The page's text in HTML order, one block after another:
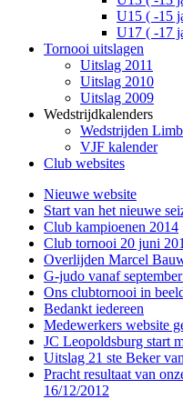
U15 ( -15
U17 ( -17
Tornooi uitslagen
Uitslag 2011
Uitslag 2010
Uitslag 2009
Wedstrijdkalenders
Wedstrijden
VJF kalender
Club websites
Nieuwe website
Start van het nieuwe
Club kampioenen 2014
Club tornooi 20 juni
Overlijden Marcel
G-judo vanaf
Ons clubtornooi in
Bedankt iedereen
Medewerkers website
JC Leopoldsburg start
Uitslag 21 ste Beker
Pracht resultaat van
16/12/2012